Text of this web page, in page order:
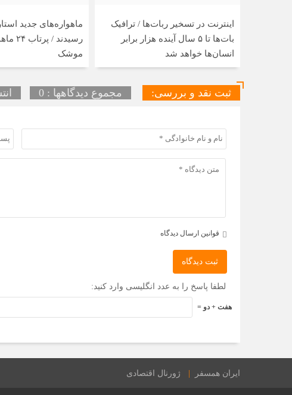
اینترنت در تسخیر ربات‌ها / ترافیک
بات‌ها تا ۵ سال آینده هزار برابر
انسان‌ها خواهد شد
ماهواره‌های جدید
رسیدند
موشک
ثبت نقد و بررسی: مجموع دیدگاهها : 0
قوانین ارسال دیدگاه
ثبت دیدگاه
لطفا پاسخ را به عدد انگلیسی وارد کنید:
هفت + دو =
ایران همسفر ژورنال اقتصادی